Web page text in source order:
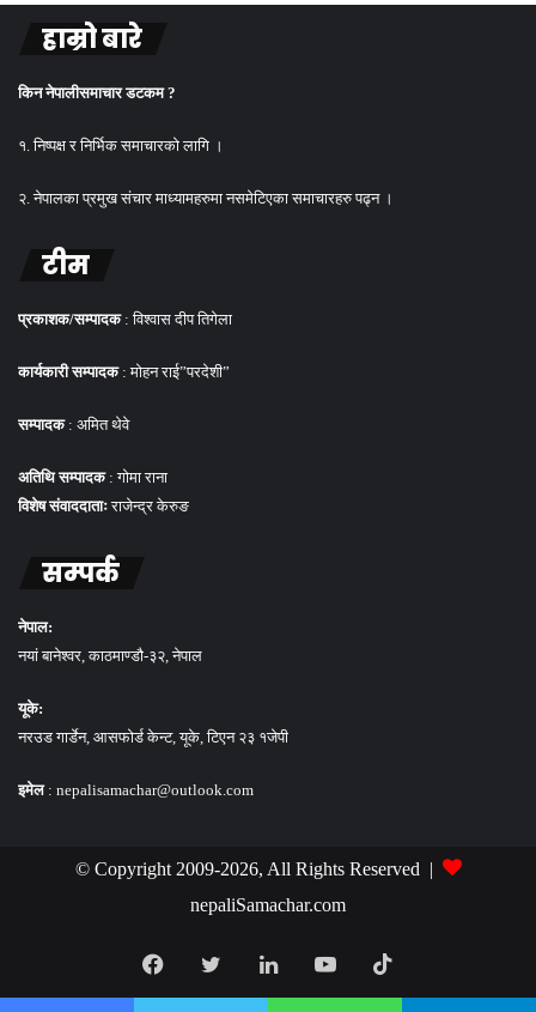
हाम्रो बारे
किन नेपालीसमाचार डटकम ?
१. निष्पक्ष र निर्भिक समाचारको लागि ।
२. नेपालका प्रमुख संचार माध्यामहरुमा नसमेटिएका समाचारहरु पढ्न ।
टीम
प्रकाशक/सम्पादक : विश्वास दीप तिगेला
कार्यकारी सम्पादक: मोहन राई”परदेशी”
सम्पादक: अमित थेवे
अतिथि सम्पादक: गोमा राना
विशेष संवाददाताःराजेन्द्र केरुङ
सम्पर्क
नेपाल:
नयां बानेश्वर, काठमाण्डौ-३२, नेपाल
यूके:
नरउड गार्डेन, आसफोर्ड केन्ट, यूके, टिएन २३ १जेपी
इमेल: nepalisamachar@outlook.com
© Copyright 2009-2026, All Rights Reserved |
nepaliSamachar.com
FacebookTwitterLinkedInYouTube